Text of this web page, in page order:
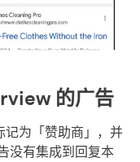
的广告
记为「赞助商」，并
没有集成到回复本